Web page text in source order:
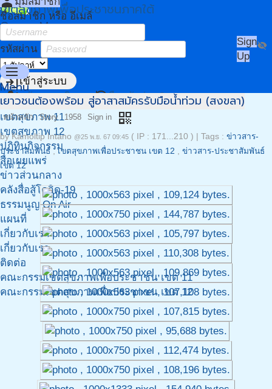
เขตสุขภาพเพื่อประชาชนภาคใต้
Owner Menu
ชื่อสมาชิก หรือ อีเมล์
รหัสผ่าน visibility_off
loginเข้าสู่ระบบ
person_addสมัครสมาชิก restoreลืมรหัสผ่าน?
Sign
Up
menu
Menu
หน้าแรก
เขตสุขภาพ 11
เขตสุขภาพ 12
ปฏิทินกิจกรรม
สื่อเผยแพร่
ข่าวส่วนกลาง
คลังสื่อสู้โควิด-19
ธรรมนูญ On Air
แผนที่
เกี่ยวกับเรา
เกี่ยวกับเรา
ติดต่อ
คณะกรรมเขตสุขภาพเพื่อประชาชน เขต 11
คณะกรรมเขตสุขภาพเพื่อประชาชน เขต 12
เยาวชนต้องพร้อม สู่อาสาสมัครรับมือน้ำท่วม (สงขลา)
หน้าหลัก Story 1958 Sign in qr_code
by Kamoltip Intano @25 พ.ย. 67 09:45 ( IP : 171...210 ) Tags : ข่าวสาร-
ประชาสัมพันธ์ ,เขตสุขภาพเพื่อประชาชน เขต 12 , ข่าวสาร-ประชาสัมพันธ์
เขต 12